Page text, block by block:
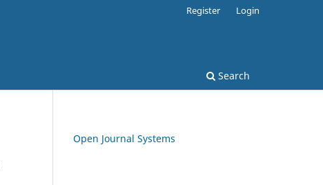
Search
Register Login
Open Journal Systems